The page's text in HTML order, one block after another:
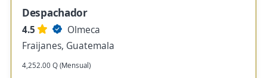
Despachador
4.5
Olmeca
Fraijanes, Guatemala
4,252.00 Q (Mensual)